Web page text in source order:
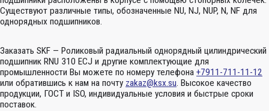
Существуют различные типы, обозначенные NU, NJ, NUP, N, NF для
однорядных подшипников.
Заказать SKF — Роликовый радиальный однорядный цилиндрический
подшипник RNU 310 ECJ и другие комплектующие для
промышленности Вы можете по номеру телефона +7911-711-11-12
или обратившись к нам на почту zakaz@ksx.su. Высокое качество
продукции, ГОСТ и ISO, индивидуальные условия и быстрые сроки
поставок.